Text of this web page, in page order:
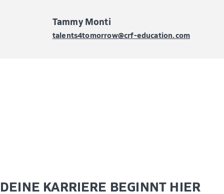
Tammy Monti
talents4tomorrow@crf-education.com
DEINE KARRIERE BEGINNT HIER